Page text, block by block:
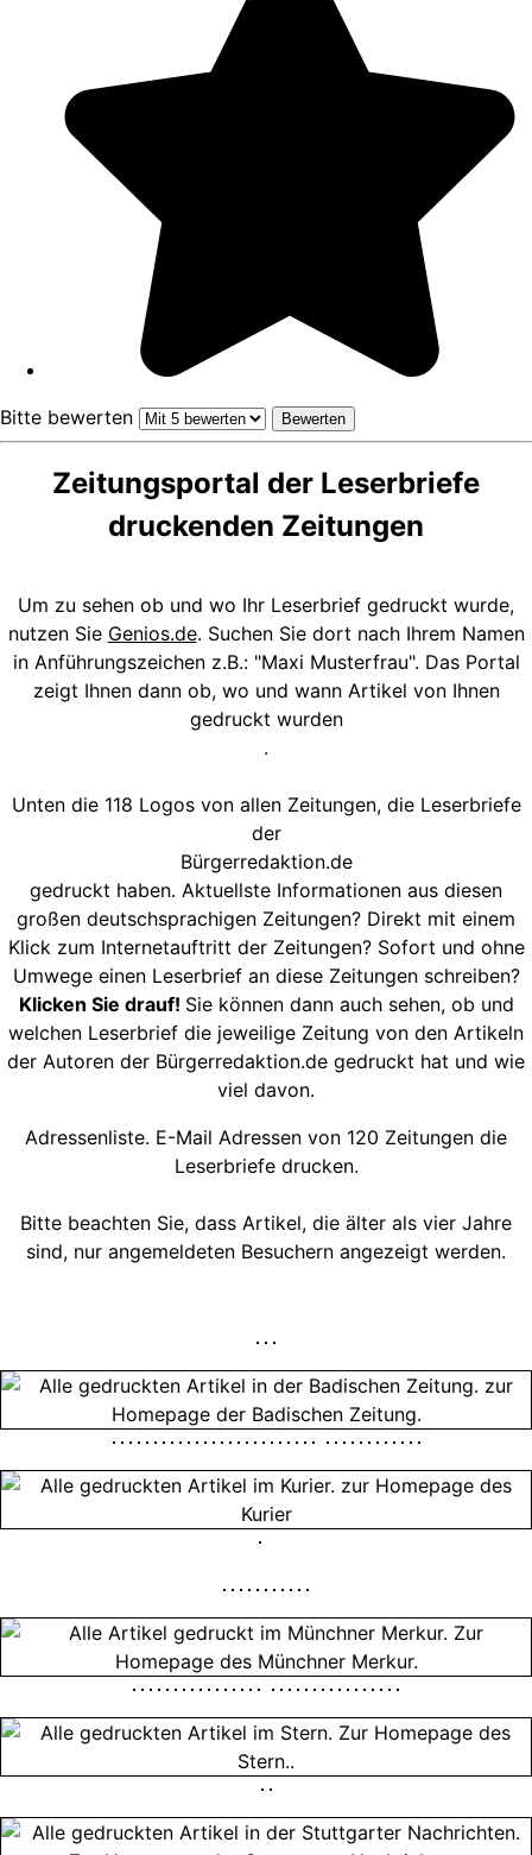
Bitte bewerten
Zeitungsportal der Leserbriefe
druckenden Zeitungen
Um zu sehen ob und wo Ihr Leserbrief gedruckt wurde,
nutzen Sie Genios.de. Suchen Sie dort nach Ihrem Namen
in Anführungszeichen z.B.: "Maxi Musterfrau". Das Portal
zeigt Ihnen dann ob, wo und wann Artikel von Ihnen
gedruckt wurden
.
Unten die 118 Logos von allen Zeitungen, die Leserbriefe
der
Bürgerredaktion.de
gedruckt haben. Aktuellste Informationen aus diesen
großen deutschsprachigen Zeitungen? Direkt mit einem
Klick zum Internetauftritt der Zeitungen? Sofort und ohne
Umwege einen Leserbrief an diese Zeitungen schreiben?
Klicken Sie drauf! Sie können dann auch sehen, ob und
welchen Leserbrief die jeweilige Zeitung von den Artikeln
der Autoren der Bürgerredaktion.de gedruckt hat und wie
viel davon.
Adressenliste. E-Mail Adressen von 120 Zeitungen die
Leserbriefe drucken.
Bitte beachten Sie, dass Artikel, die älter als vier Jahre
sind, nur angemeldeten Besuchern angezeigt werden.